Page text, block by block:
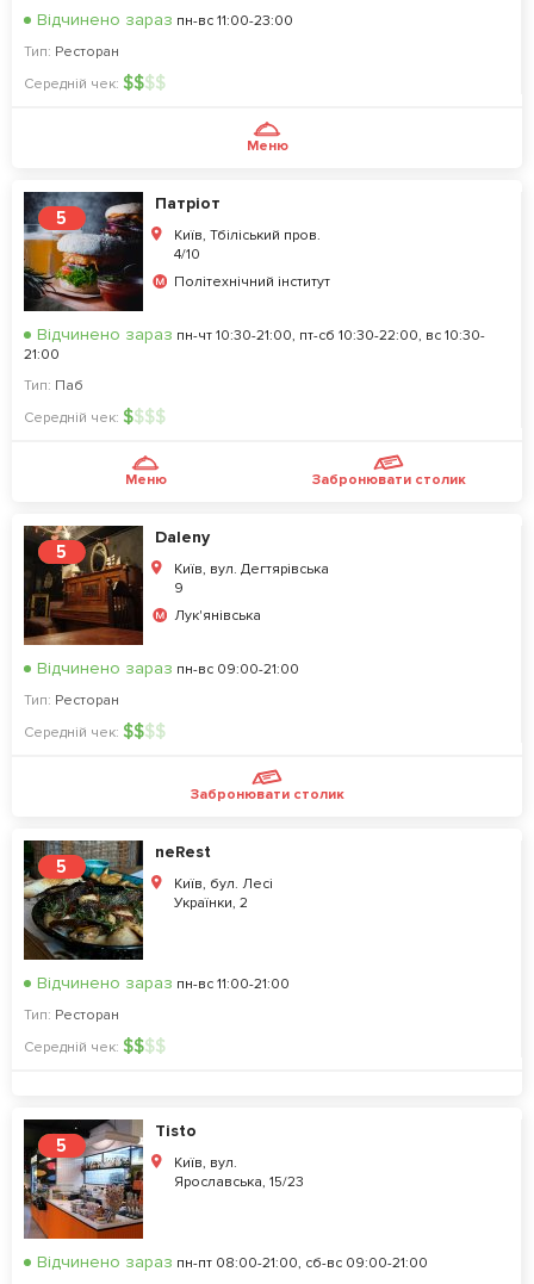
Відчинено зараз пн-вс 11:00-23:00
Тип: Ресторан
Середній чек: $$$$
Меню
5
Патріот
Київ, Тбіліський пров.
4/10
Політехнічний інститут
Відчинено зараз пн-чт 10:30-21:00, пт-сб 10:30-22:00, вс 10:30-
21:00
Тип: Паб
Середній чек: $$$$
Меню Забронювати столик
5
Daleny
Київ, вул. Дегтярiвська
9
Лук'янівська
Відчинено зараз пн-вс 09:00-21:00
Тип: Ресторан
Середній чек: $$$$
Забронювати столик
5
neRest
Київ, бул. Лесі
Українки, 2
Відчинено зараз пн-вс 11:00-21:00
Тип: Ресторан
Середній чек: $$$$
5
Tisto
Київ, вул.
Ярославська, 15/23
Відчинено зараз пн-пт 08:00-21:00, сб-вс 09:00-21:00